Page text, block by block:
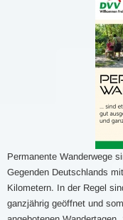
Permanente Wanderwege
Gegenden Deutschlands
Kilometern. In der Regel
ganzjährig geöffnet und